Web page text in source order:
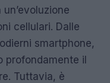
cellulari. Dalle
smartphone,
profondamente il
Tuttavia, è